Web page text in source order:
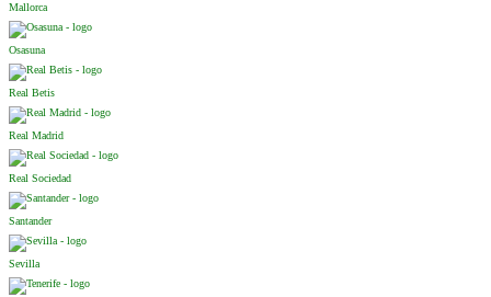
Mallorca
Osasuna
Real Betis
Real Madrid
Real Sociedad
Santander
Sevilla